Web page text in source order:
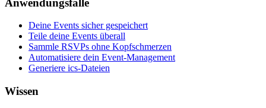
Deine Events sicher gespeichert
Teile deine Events überall
Sammle RSVPs ohne Kopfschmerzen
Automatisiere dein Event-Management
Generiere ics-Dateien
Wissen